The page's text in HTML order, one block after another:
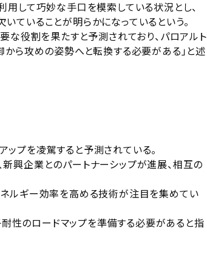
して巧妙な手口を模索している状況とし、
ていることが明らかになっているという。
な役割を果たすと予測されており、パロアルト
から攻めの姿勢へと転換する必要がある」と述
プを凌駕すると予測されている。
興企業とのパートナーシップが進展、相互の
ルギー効率を高める技術が注目を集めてい
性のロードマップを準備する必要があると指